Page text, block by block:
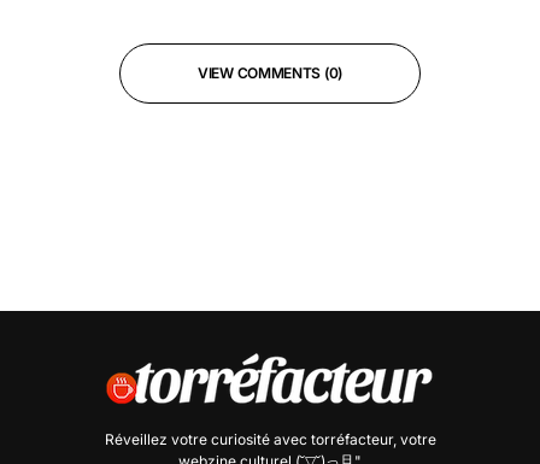
VIEW COMMENTS (0)
Réveillez votre curiosité avec torréfacteur, votre